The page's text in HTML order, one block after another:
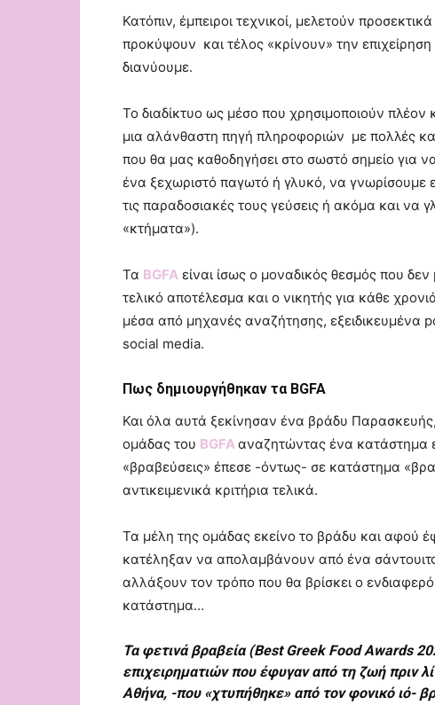
Κατόπιν, έμπειροι τεχνικοί, μελετούν
προκύψουν και τέλος «κρίνουν» την
διανύουμε.
Το διαδίκτυο ως μέσο που χρησιμοποιούν πλέον
μια αλάνθαστη πηγή πληροφοριών με πολλές
που θα μας καθοδηγήσει στο σωστό σημείο
ένα ξεχωριστό παγωτό ή γλυκό, να γνωρίσουμε
τις παραδοσιακές τους γεύσεις ή ακόμα και να
«κτήματα»).
Τα BGFA είναι ίσως ο μοναδικός θεσμός που
τελικό αποτέλεσμα και ο νικητής για κάθε
μέσα από μηχανές αναζήτησης, εξειδικευμένα
social media.
Πως δημιουργήθηκαν τα BGFA
Και όλα αυτά ξεκίνησαν ένα βράδυ
ομάδας του BGFAαναζητώντας ένα κατάστημα
«βραβεύσεις» έπεσε -όντως- σε κατάστημα
αντικειμενικά κριτήρια τελικά.
Τα μέλη της ομάδας εκείνο το βράδυ και αφού
κατέληξαν να απολαμβάνουν από ένα
αλλάξουν τον τρόπο που θα βρίσκει ο
κατάστημα…
Τα φετινά βραβεία (Best Greek Food Awards
επιχειρηματιών που έφυγαν από τη ζωή πριν
Αθήνα, -που «χτυπήθηκε» από τον φονικό ιό-